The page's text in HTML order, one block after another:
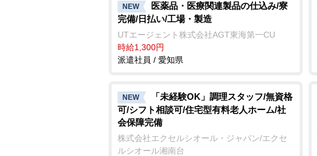
NEW
医薬品・医療関連製品の仕込み/寮
完備/日払い/工場・製造
UTエージェント株式会社AGT東海第一CU
時給1,300円
派遣社員 / 愛知県
NEW
「未経験OK」調理スタッフ/無資格
可/シフト相談可/住宅型有料老人ホーム/社
会保障完備
株式会社エクセルシオール・ジャパン/エクセ
ルシオール湘南台